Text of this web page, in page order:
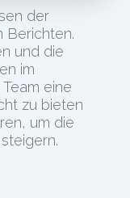
der
Berichten.
und die
im
eine
zu bieten
um die